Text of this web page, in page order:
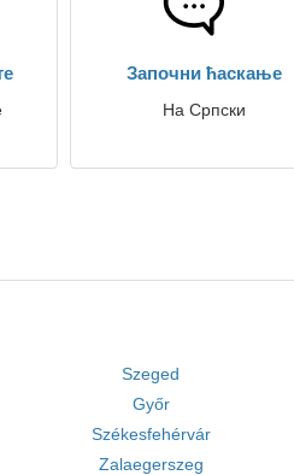
Започни ћаскање
На Српски
Szeged
Győr
Székesfehérvár
Zalaegerszeg